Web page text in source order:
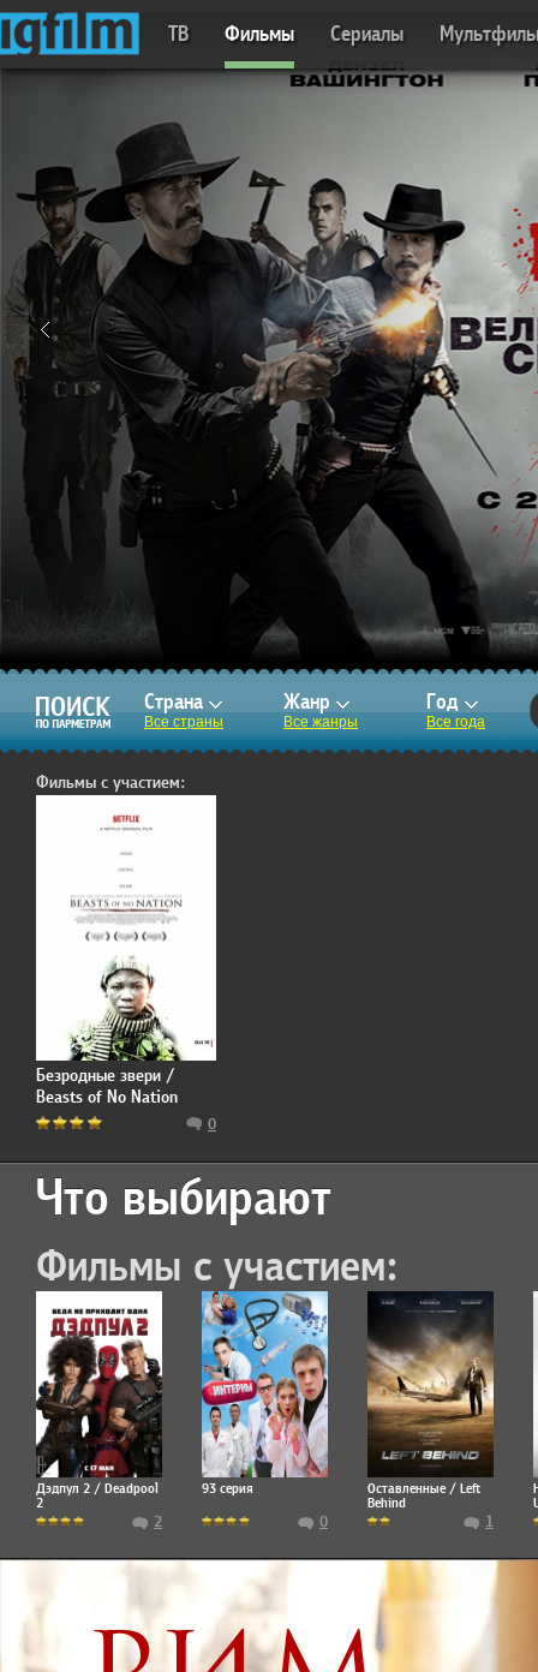
ТВ Фильмы Сериалы
Страна
Все страны
Жанр
Все жанры
Год
Все года
Фильмы с участием:
Безродные звери /
Beasts of No Nation
0
Что выбирают
Фильмы с участием:
Дэдпул 2 / Deadpool
2
2
93 серия
0
Оставленные / Left
Behind
1